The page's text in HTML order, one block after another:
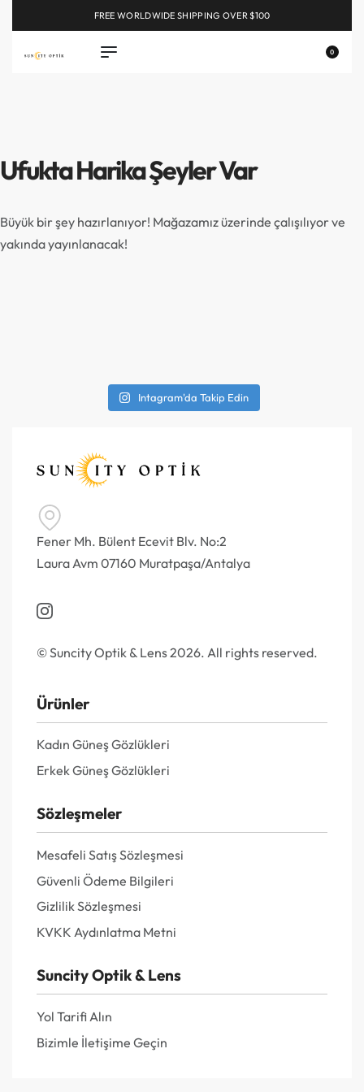
FREE WORLDWIDE SHIPPING OVER $100
0
Ufukta Harika Şeyler Var
Büyük bir şey hazırlanıyor! Mağazamız üzerinde çalışılıyor ve
yakında yayınlanacak!
Intagram'da Takip Edin
Fener Mh. Bülent Ecevit Blv. No:2
Laura Avm 07160 Muratpaşa/Antalya
© Suncity Optik & Lens 2026. All rights reserved.
Ürünler
Kadın Güneş Gözlükleri
Erkek Güneş Gözlükleri
Sözleşmeler
Mesafeli Satış Sözleşmesi
Güvenli Ödeme Bilgileri
Gizlilik Sözleşmesi
KVKK Aydınlatma Metni
Suncity Optik & Lens
Yol Tarifi Alın
Bizimle İletişime Geçin